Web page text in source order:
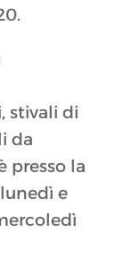
stivali di
da
presso la
e